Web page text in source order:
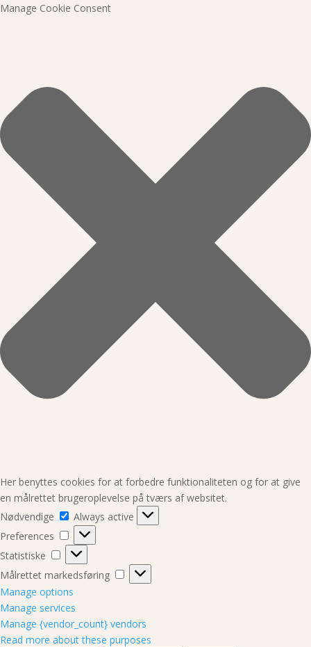
Manage Cookie Consent
Her benyttes cookies for at forbedre funktionaliteten og for at give
en målrettet brugeroplevelse på tværs af websitet.
Nødvendige
Nødvendige
Always active
Preferences
Preferences
Statistiske
Statistiske
Målrettet markedsføring
Målrettet
markedsføring
Manage options
Manage services
Manage {vendor_count} vendors
Read more about these purposes